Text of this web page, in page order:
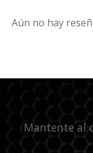
Aún no hay
Mantente al